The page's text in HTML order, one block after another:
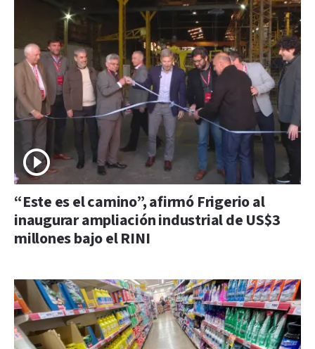
“Este es el camino”, afirmó Frigerio al
inaugurar ampliación industrial de US$3
millones bajo el RINI